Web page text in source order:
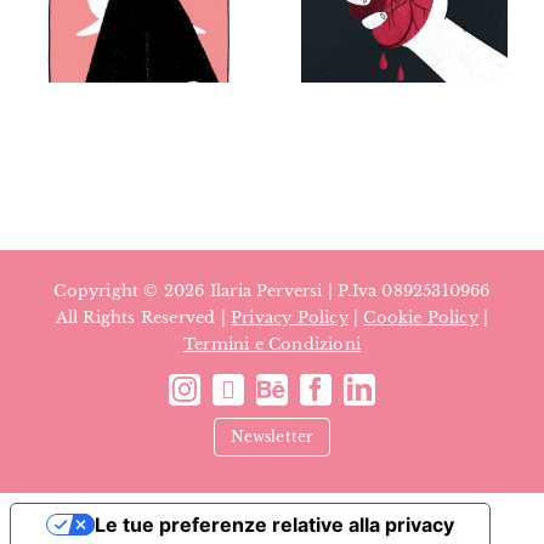
contro la
violenza
sulle donne
Brain
magazine
Copyright © 2026 Ilaria Perversi | P.Iva 08925310966
All Rights Reserved |Privacy Policy| Cookie Policy|
Termini e Condizioni
Newsletter
Le tue preferenze relative alla privacy